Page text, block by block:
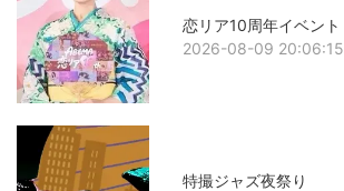
恋リア10周年イベント
2026-08-09 20:06:15
特撮ジャズ夜祭り